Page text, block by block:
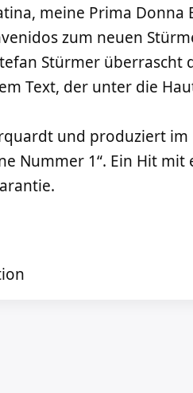
meine Prima Donna
zum neuen
Stürmer überrascht
Text, der unter die
und produziert im
Nummer 1“. Ein Hit mit